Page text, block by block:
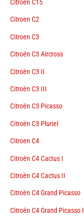
Citroen C15
Citroen C2
Citroen C3
Citroën C3 Aircross
Citroën C3 II
Citroën C3 III
Citroën C3 Picasso
Citroën C3 Pluriel
Citroen C4
Citroën C4 Cactus I
Citroën C4 Cactus II
Citroën C4 Grand Picasso
Citroën C4 Grand Picasso I